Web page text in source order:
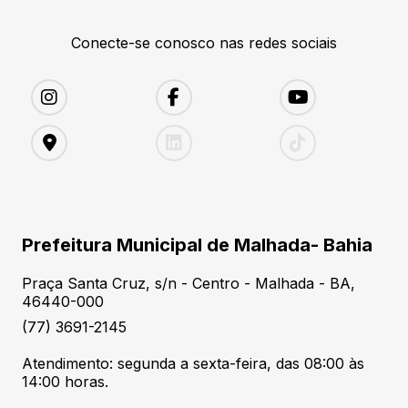
Conecte-se conosco nas redes sociais
Prefeitura Municipal de Malhada- Bahia
Praça Santa Cruz, s/n - Centro - Malhada - BA,
46440-000
(77) 3691-2145
Atendimento: segunda a sexta-feira, das 08:00 às
14:00 horas.